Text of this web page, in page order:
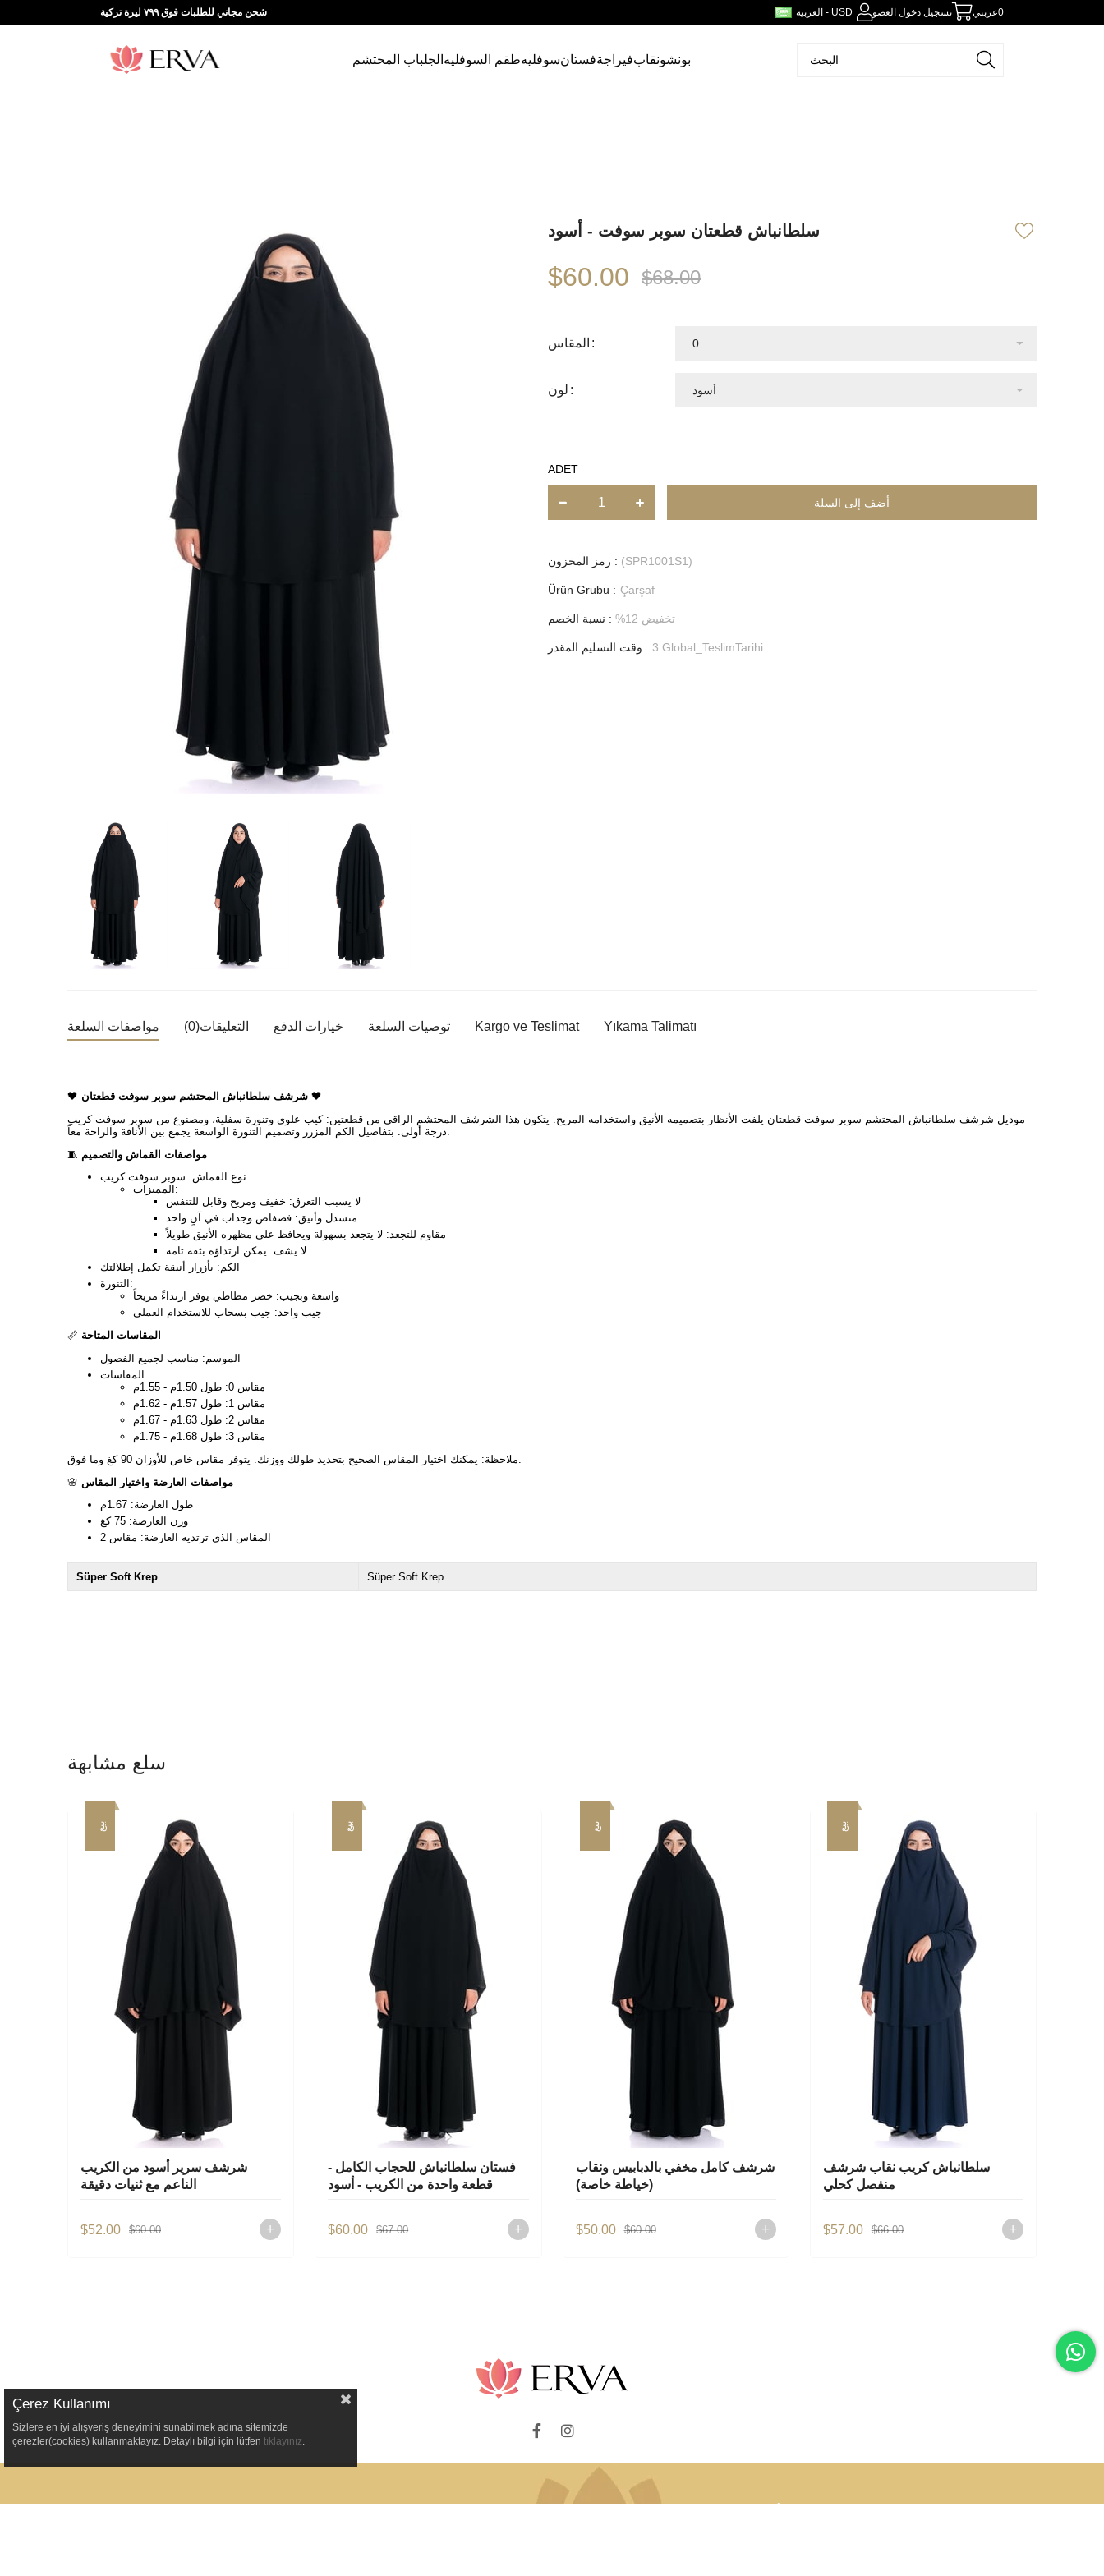
شحن مجاني للطلبات فوق ٧٩٩ ليرة تركية العربية - USD تسجيل دخول العضو عربتي0
الجلباب المحتشم طقم السوفليهسوفليهفستانفيراجةنقاببونشو
سلطانباش قطعتان سوبر سوفت - أسود
$68.00
$60.00
المقاس
لون
ADET
رمز المخزون (SPR1001S1)
Ürün Grubu : Çarşaf
نسبة الخصم : %12 تخفيض
وقت التسليم المقدر : 3 Global_TeslimTarihi
مواصفات السلعة التعليقات(0) خيارات الدفع توصيات السلعة Kargo ve Teslimat Yıkama Talimatı
🖤 شرشف سلطانباش المحتشم سوبر سوفت قطعتان 🖤
موديل شرشف سلطانباش المحتشم سوبر سوفت قطعتان يلفت الأنظار بتصميمه الأنيق واستخدامه المريح. يتكون هذا الشرشف المحتشم الراقي من قطعتين: كيب علوي وتنورة سفلية، ومصنوع من سوبر سوفت كريب
🧵 مواصفات القماش والتصميم
نوع القماش: سوبر سوفت كريب
المميزات:
لا يسبب التعرق: خفيف ومريح وقابل للتنفس
منسدل وأنيق: فضفاض وجذاب في آنٍ واحد
مقاوم للتجعد: لا يتجعد بسهولة ويحافظ على مظهره الأنيق طويلاً
لا يشف: يمكن ارتداؤه بثقة تامة
الكم: بأزرار أنيقة تكمل إطلالتك
التنورة:
واسعة وبجيب: خصر مطاطي يوفر ارتداءً مريحاً
جيب واحد: جيب بسحاب للاستخدام العملي
📏 المقاسات المتاحة
الموسم: مناسب لجميع الفصول
المقاسات:
مقاس 0: طول 1.50م - 1.55م
مقاس 1: طول 1.57م - 1.62م
مقاس 2: طول 1.63م - 1.67م
مقاس 3: طول 1.68م - 1.75م
🌸 مواصفات العارضة واختيار المقاس
طول العارضة: 1.67م
وزن العارضة: 75 كغ
المقاس الذي ترتديه العارضة: مقاس 2
Süper Soft Krep Süper Soft Krep
سلع مشابهة
شرشف سرير أسود من الكريب
الناعم مع ثنيات دقيقة
$52.00 $60.00
بيع
فستان سلطانباش للحجاب الكامل -
قطعة واحدة من الكريب - أسود
$60.00 $67.00
بيع
شرشف كامل مخفي بالدبابيس ونقاب
(خياطة خاصة)
$50.00 $60.00
بيع
سلطانباش كريب نقاب شرشف
منفصل كحلي
$57.00 $66.00
بيع
Çerez Kullanımı
Sizlere en iyi alışveriş deneyimini sunabilmek adına sitemizde
çerezler(cookies) kullanmaktayız. Detaylı bilgi için lütfen tıklayınız.